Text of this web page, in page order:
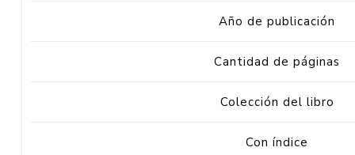
Año de publicación
Cantidad de páginas
Colección del libro
Con índice